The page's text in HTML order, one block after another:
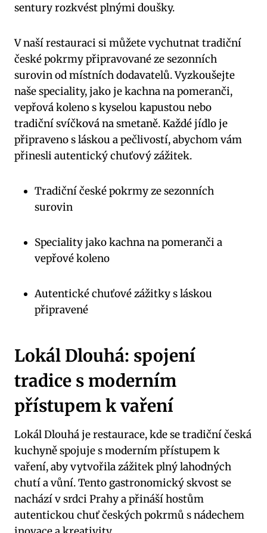
sentury rozkvést plnými doušky.
V naší restauraci si můžete vychutnat tradiční
české pokrmy připravované ze sezonních
surovin od místních dodavatelů. Vyzkoušejte
naše speciality, jako je kachna na pomeranči,
vepřová koleno s kyselou kapustou nebo
tradiční svíčková na smetaně. Každé jídlo je
připraveno s láskou a pečlivostí, abychom vám
přinesli autentický chuťový zážitek.
Tradiční české pokrmy ze sezonních
surovin
Speciality jako kachna na pomeranči a
vepřové koleno
Autentické chuťové zážitky s láskou
připravené
Lokál Dlouhá: spojení
tradice s moderním
přístupem k vaření
Lokál Dlouhá je restaurace, kde se tradiční česká
kuchyně spojuje s moderním přístupem k
vaření, aby vytvořila zážitek plný lahodných
chutí a vůní. Tento gastronomický skvost se
nachází v srdci Prahy a přináší hostům
autentickou chuť českých pokrmů s nádechem